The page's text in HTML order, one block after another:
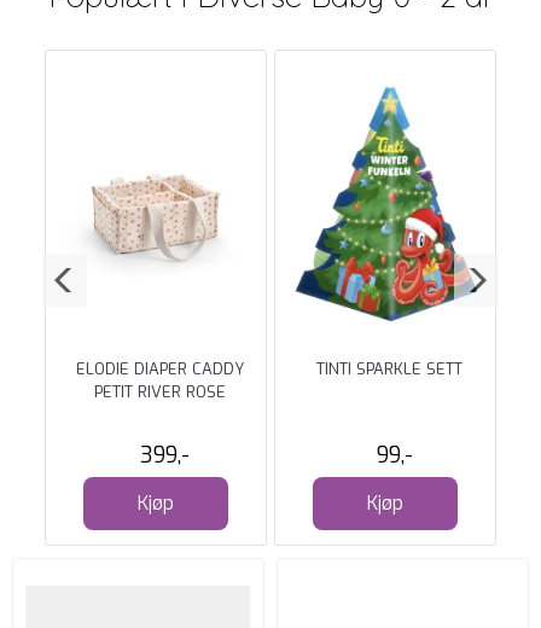
ELODIE DIAPER CADDY
PETIT RIVER ROSE
399,-
Kjøp
TINTI SPARKLE SETT
99,-
Kjøp